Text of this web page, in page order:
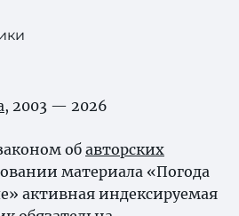
, 2003 — 2026
об авторских
материала «Погода
активная индексируемая